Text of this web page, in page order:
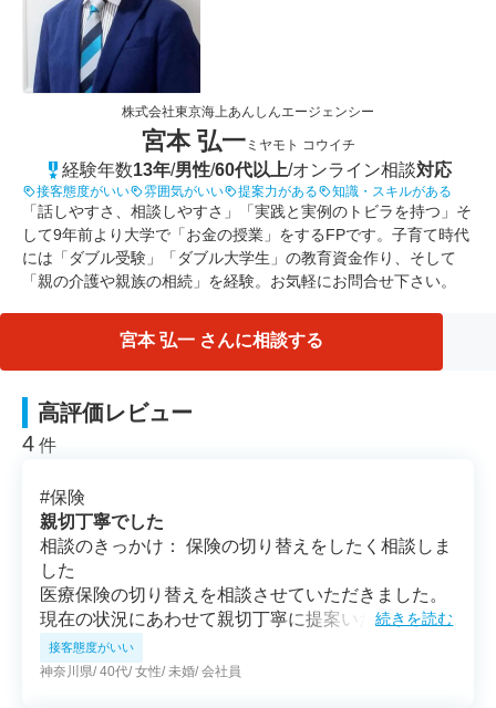
株式会社東京海上あんしんエージェンシー
宮本 弘一ミヤモト コウイチ
経験年数13年/男性/60代以上/オンライン相談対応
接客態度がいい 雰囲気がいい 提案力がある 知識・スキルがある
「話しやすさ、相談しやすさ」「実践と実例のトビラを持つ」そ
して9年前より大学で「お金の授業」をするFPです。子育て時代
には「ダブル受験」「ダブル大学生」の教育資金作り、そして
「親の介護や親族の相続」を経験。お気軽にお問合せ下さい。
宮本 弘一 さんに相談する
高評価レビュー
4 件
#保険
親切丁寧でした
相談のきっかけ： 保険の切り替えをしたく相談しま
した
医療保険の切り替えを相談させていただきました。
現在の状況にあわせて親切丁寧に提案いただきまし
た。 無理な勧誘もなく、気になっていた取り扱いの
ない保険会社の情報に関しても 親切にわかることを
続きを読む
接客態度がいい
神奈川県 40代 女性 未婚 会社員